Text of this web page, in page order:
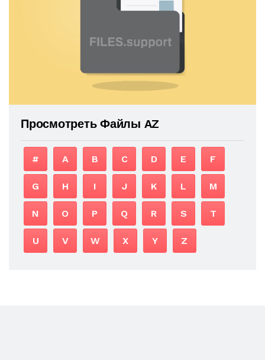
Просмотреть Файлы AZ
# A B C D E F
G H I J K L M
N O P Q R S T
U V W X Y Z